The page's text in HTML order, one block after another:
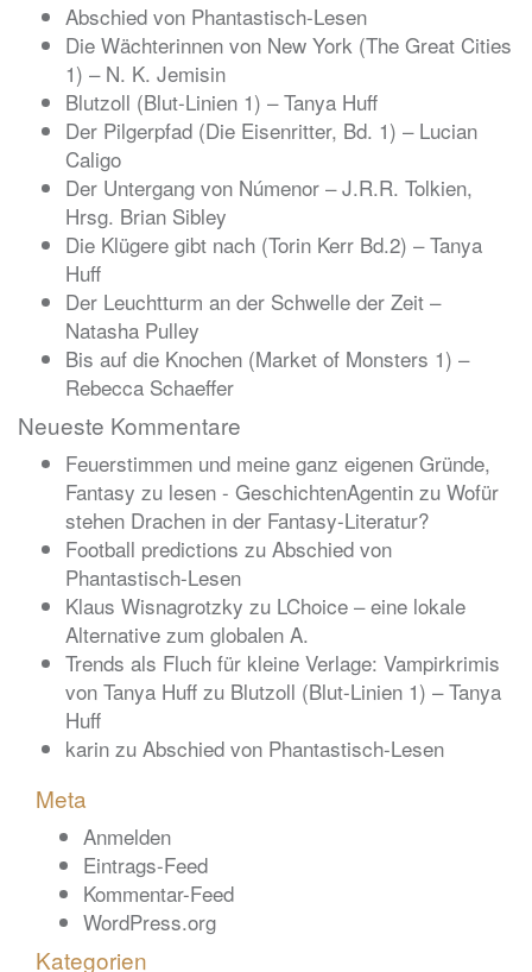
Abschied von Phantastisch-Lesen
Die Wächterinnen von New York (The Great Cities
1) – N. K. Jemisin
Blutzoll (Blut-Linien 1) – Tanya Huff
Der Pilgerpfad (Die Eisenritter, Bd. 1) – Lucian
Caligo
Der Untergang von Númenor – J.R.R. Tolkien,
Hrsg. Brian Sibley
Die Klügere gibt nach (Torin Kerr Bd.2) – Tanya
Huff
Der Leuchtturm an der Schwelle der Zeit –
Natasha Pulley
Bis auf die Knochen (Market of Monsters 1) –
Rebecca Schaeffer
Neueste Kommentare
Feuerstimmen und meine ganz eigenen Gründe,
Fantasy zu lesen - GeschichtenAgentin zu Wofür
stehen Drachen in der Fantasy-Literatur?
Football predictions zu Abschied von
Phantastisch-Lesen
Klaus Wisnagrotzky zu LChoice – eine lokale
Alternative zum globalen A.
Trends als Fluch für kleine Verlage: Vampirkrimis
von Tanya Huff zu Blutzoll (Blut-Linien 1) – Tanya
Huff
karin zu Abschied von Phantastisch-Lesen
Meta
Anmelden
Eintrags-Feed
Kommentar-Feed
WordPress.org
Kategorien